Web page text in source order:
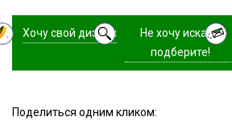
Хочу свой дизайн
Не хочу искать,
подберите!
Поделиться одним кликом: